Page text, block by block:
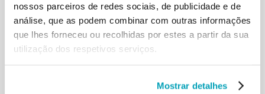
nossos parceiros de redes sociais, de publicidade e de
análise, que as podem combinar com outras informações
que lhes forneceu ou recolhidas por estes a partir da sua
utilização dos respetivos serviços.
Mostrar detalhes